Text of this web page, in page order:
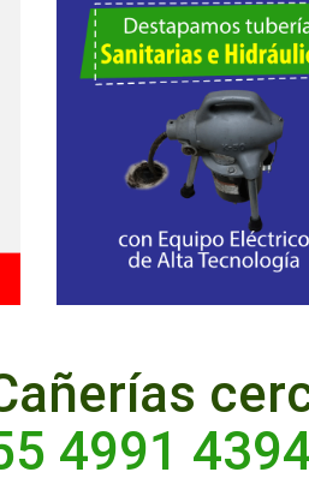
4991